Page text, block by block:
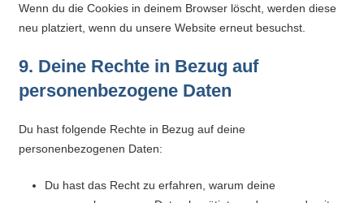
Wenn du die Cookies in deinem Browser löscht, werden diese
neu platziert, wenn du unsere Website erneut besuchst.
9. Deine Rechte in Bezug auf
personenbezogene Daten
Du hast folgende Rechte in Bezug auf deine
personenbezogenen Daten:
Du hast das Recht zu erfahren, warum deine